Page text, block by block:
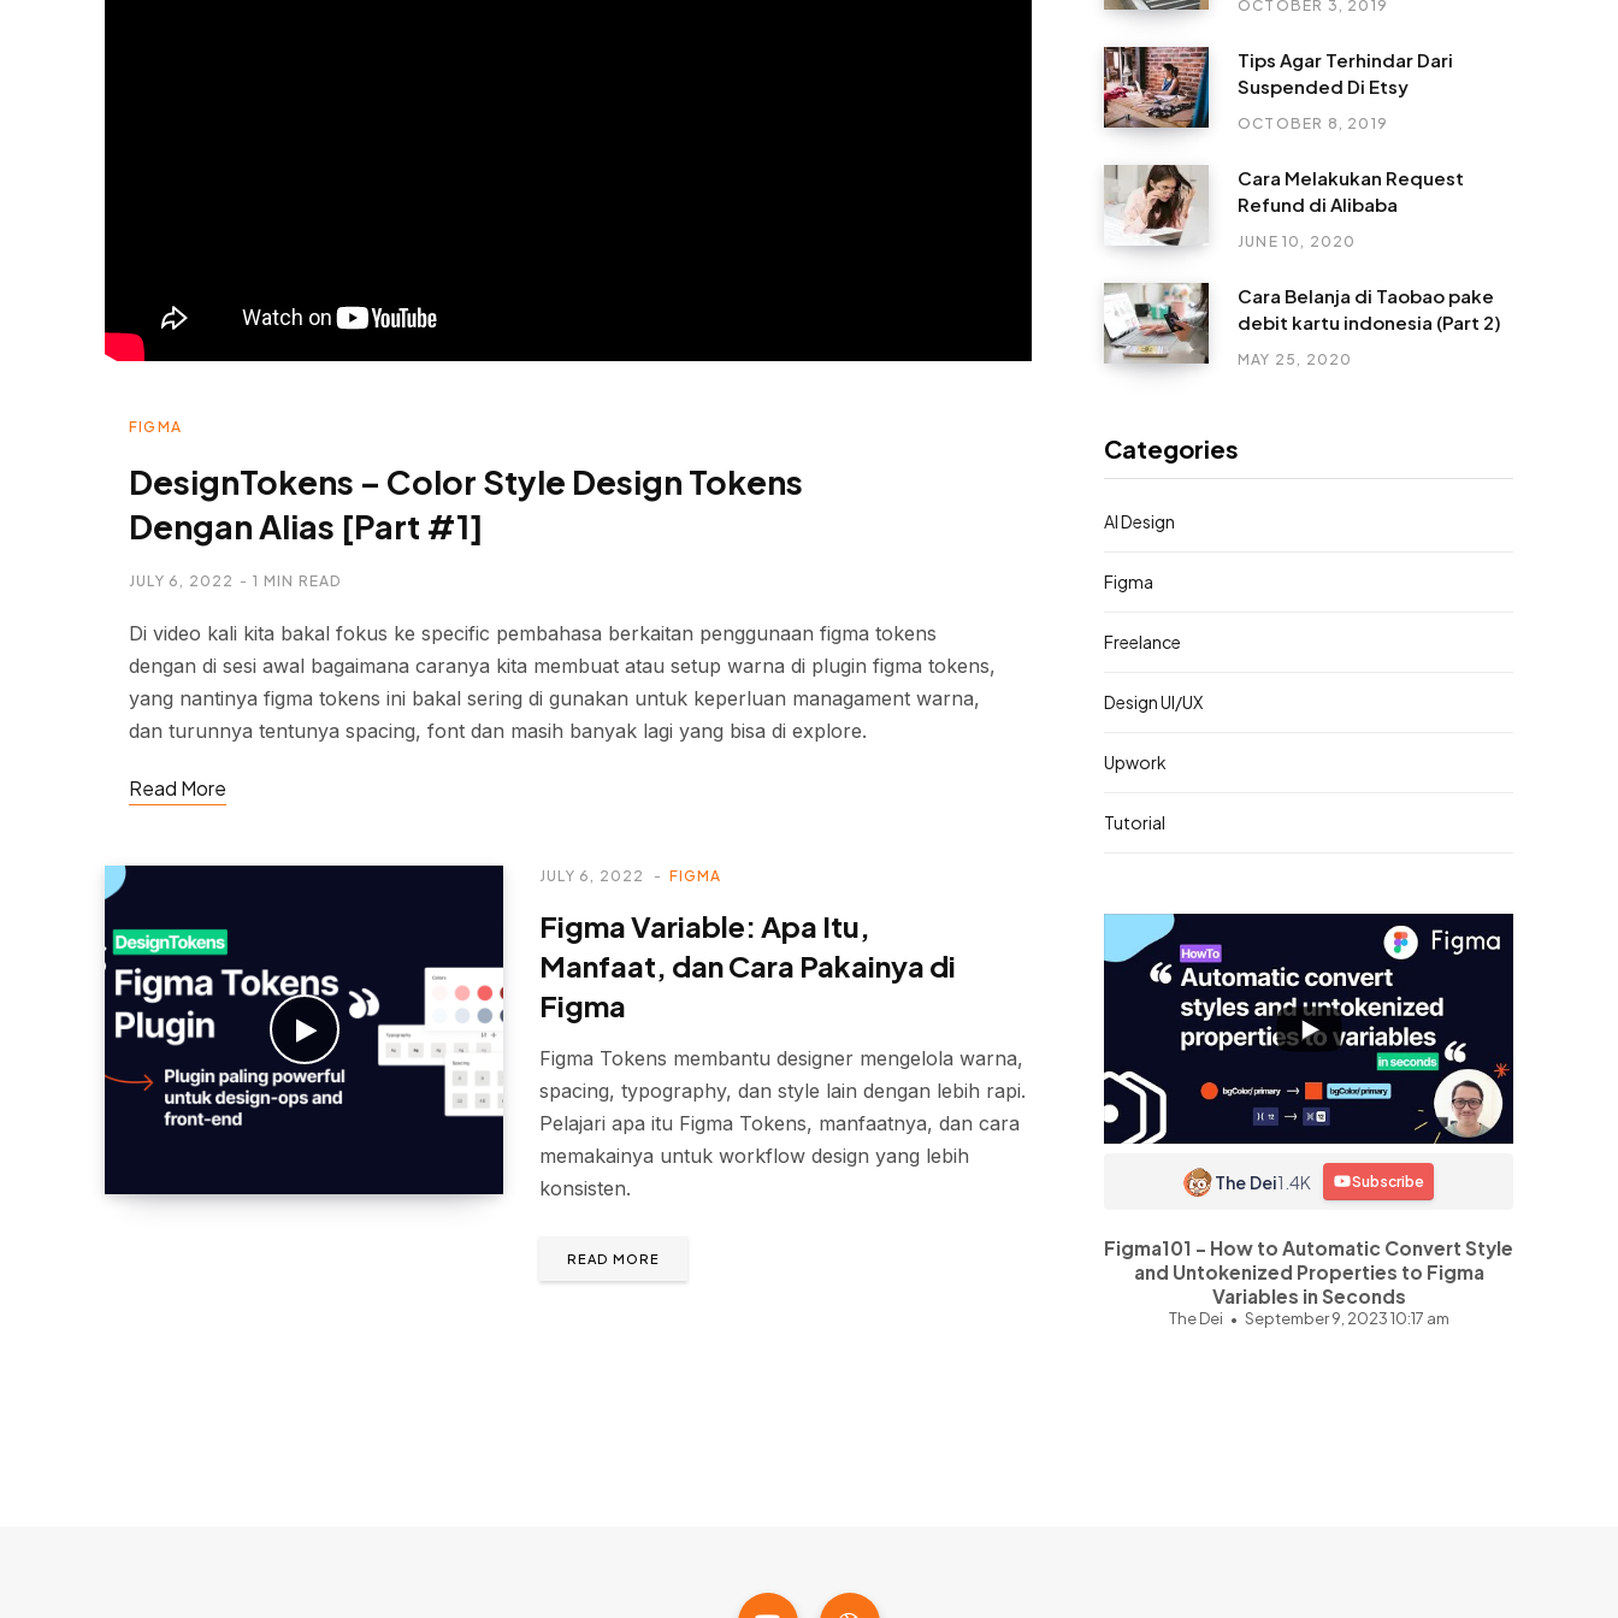
FIGMA
DesignTokens – Color Style Design Tokens
Dengan Alias [Part #1]
JULY 6, 2022 1 MIN READ
Di video kali kita bakal fokus ke specific pembahasa berkaitan penggunaan figma tokens
dengan di sesi awal bagaimana caranya kita membuat atau setup warna di plugin figma tokens,
yang nantinya figma tokens ini bakal sering di gunakan untuk keperluan managament warna,
dan turunnya tentunya spacing, font dan masih banyak lagi yang bisa di explore.
Read More
FIGMA
JULY 6, 2022
Figma Variable: Apa Itu,
Manfaat, dan Cara Pakainya di
Figma
Figma Tokens membantu designer mengelola warna,
spacing, typography, dan style lain dengan lebih rapi.
Pelajari apa itu Figma Tokens, manfaatnya, dan cara
memakainya untuk workflow design yang lebih
konsisten.
READ MORE
OCTOBER 3, 2019
Tips Agar Terhindar Dari
Suspended Di Etsy
OCTOBER 8, 2019
Cara Melakukan Request
Refund di Alibaba
JUNE 10, 2020
Cara Belanja di Taobao pake
debit kartu indonesia (Part 2)
MAY 25, 2020
Categories
AI Design
Figma
Freelance
Design UI/UX
Upwork
Tutorial
The Dei1.4K Subscribe
Figma101 - How to Automatic Convert Style
and Untokenized Properties to Figma
Variables in Seconds
The Dei September 9, 2023 10:17 am